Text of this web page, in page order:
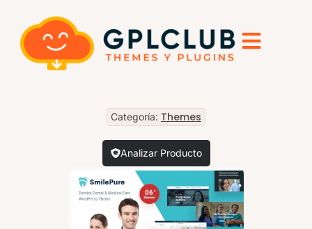
Categoría: Themes
Analizar Producto